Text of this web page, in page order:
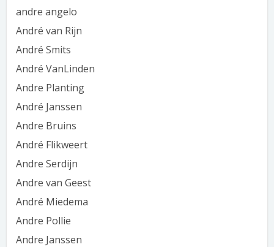
andre angelo
André van Rijn
André Smits
André VanLinden
Andre Planting
André Janssen
Andre Bruins
André Flikweert
Andre Serdijn
Andre van Geest
André Miedema
Andre Pollie
Andre Janssen